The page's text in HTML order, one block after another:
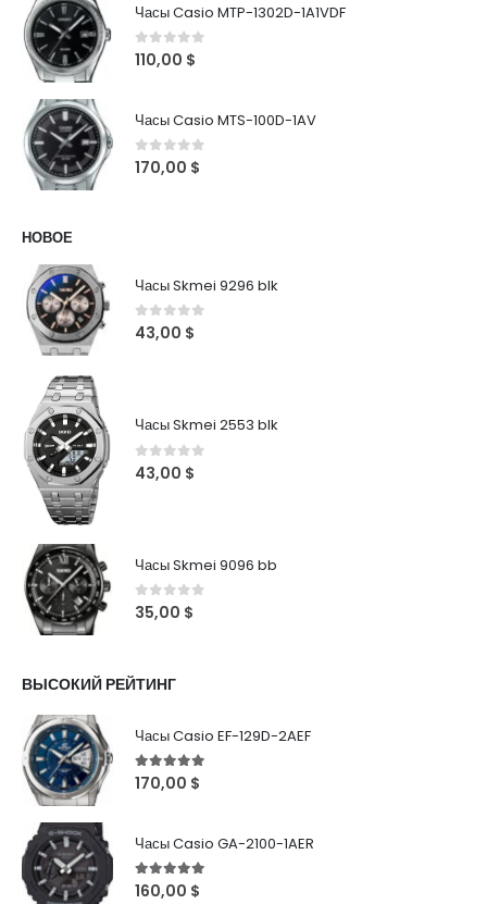
Часы Casio MTP-1302D-1A1VDF
0out of 5
110,00 $
Часы Casio MTS-100D-1AV
0out of 5
170,00 $
НОВОЕ
Часы Skmei 9296 blk
0 out of 5
43,00 $
Часы Skmei 2553 blk
0 out of 5
43,00 $
Часы Skmei 9096 bb
0out of 5
35,00 $
ВЫСОКИЙ РЕЙТИНГ
Часы Casio EF-129D-2AEF
5out of 5
170,00 $
Часы Casio GA-2100-1AER
5out of 5
160,00 $